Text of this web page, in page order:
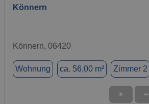
Könnern
Könnern, 06420
Wohnung ca. 56,00 m² Zimmer 2
★ ➦